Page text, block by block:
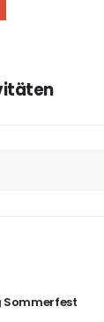
Sommerfest